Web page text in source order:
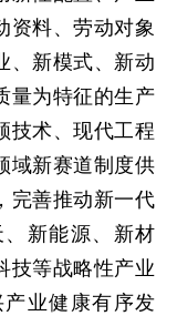
资料、劳动对象
、新模式、新动
量为特征的生产
技术、现代工程
域新赛道制度供
完善推动新一代
新能源、新材
技等战略性产业
业健康有序发